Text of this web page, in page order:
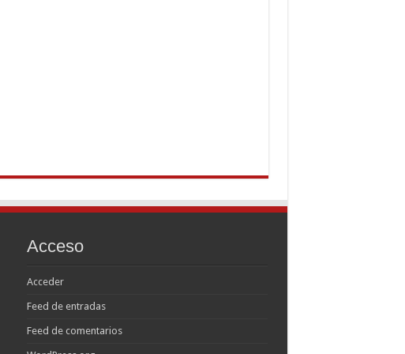
Acceso
Acceder
Feed de entradas
Feed de comentarios